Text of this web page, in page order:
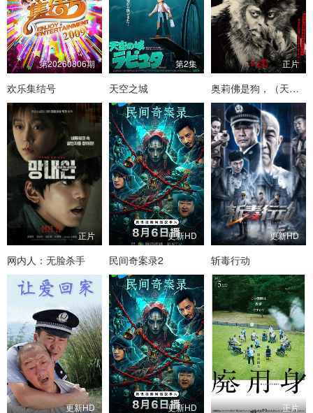
第20260806期
欢乐集结号
第2集
天空之城
正片
奥莉佛是狗，（天哪！！）这家伙 电影版
正片
网内人：无脸杀手
更新HD
民间奇案录2
更新HD
斩毒行动
更新HD 更新HD 正片